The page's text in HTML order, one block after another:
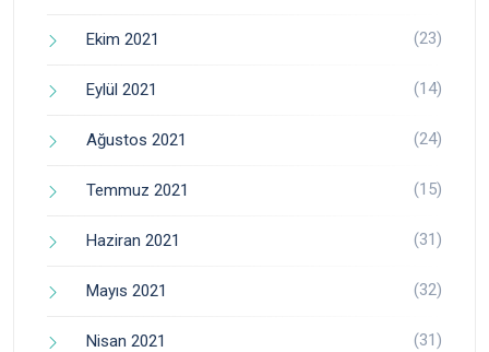
Ekim 2021 (23)
Eylül 2021 (14)
Ağustos 2021 (24)
Temmuz 2021 (15)
Haziran 2021 (31)
Mayıs 2021 (32)
Nisan 2021 (31)